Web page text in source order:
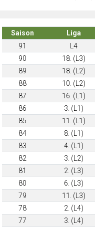
Saison Liga
91
L4
90
18. (L3)
89
18. (L2)
88
10. (L2)
87
16. (L1)
86
3. (L1)
85
11. (L1)
84
8. (L1)
83
4. (L1)
82
3. (L2)
81
2. (L3)
80
6. (L3)
79
11. (L3)
78
2. (L4)
77
3. (L4)